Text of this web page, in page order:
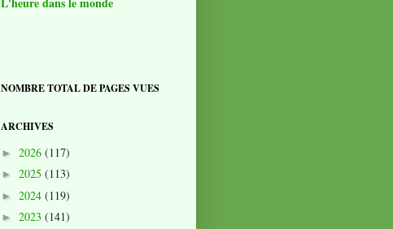
NOMBRE TOTAL DE PAGES VUES
ARCHIVES
► 2026 (117)
► 2025 (113)
► 2024 (119)
► 2023 (141)